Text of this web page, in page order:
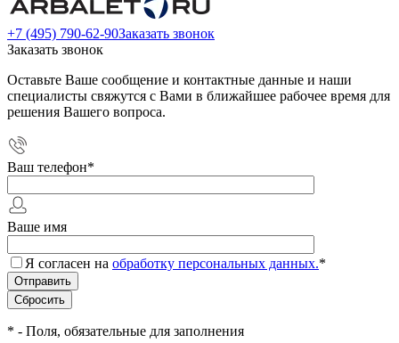
+7 (495) 790-62-90Заказать звонок
Заказать звонок
Оставьте Ваше сообщение и контактные данные и наши
специалисты свяжутся с Вами в ближайшее рабочее время для
решения Вашего вопроса.
Ваш телефон*
Ваше имя
Я согласен на обработку персональных данных.*
* - Поля, обязательные для заполнения